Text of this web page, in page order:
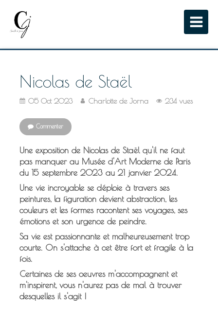
Nicolas de Staël
05 Oct 2023 Charlotte de Jorna 234 vues
Commenter
Une exposition de Nicolas de Staël qu'il ne faut
pas manquer au Musée d'Art Moderne de Paris
du 15 septembre 2023 au 21 janvier 2024.
Une vie incroyable se déploie à travers ses
peintures, la figuration devient abstraction, les
couleurs et les formes racontent ses voyages, ses
émotions et son urgence de peindre.
Sa vie est passionnante et malheureusement trop
courte. On s'attache à cet être fort et fragile à la
fois.
Certaines de ses oeuvres m'accompagnent et
m'inspirent, vous n'aurez pas de mal à trouver
desquelles il s'agit !